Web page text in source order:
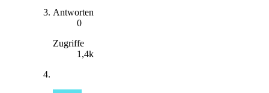
Antworten
0
Zugriffe
1,4k